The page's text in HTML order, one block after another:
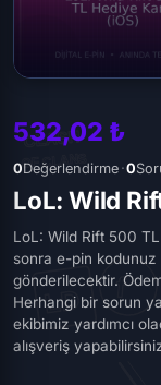
532,02 ₺
0Değerlendirme ·0
LoL: Wild
LoL: Wild Rift 500 TL
sonra e-pin
gönderilecektir.
Herhangi bir sorun
ekibimiz yardımcı
alışveriş